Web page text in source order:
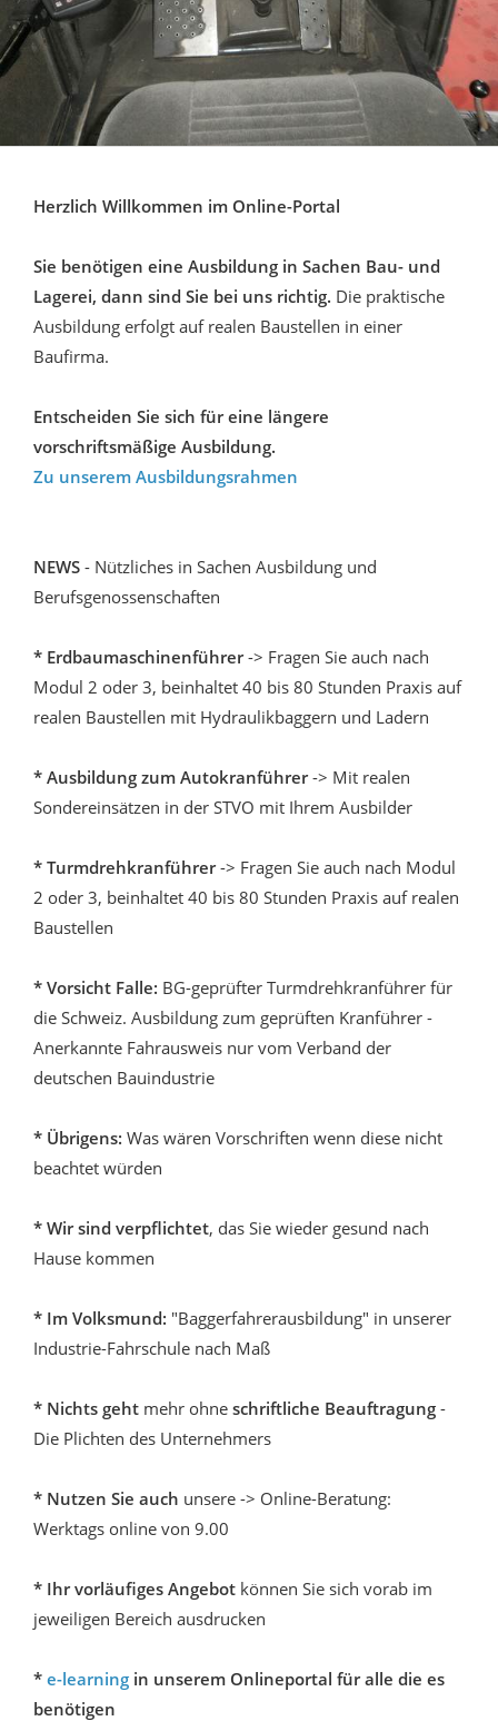
Herzlich Willkommen im Online-Portal
Sie benötigen eine Ausbildung in Sachen Bau- und
Lagerei, dann sind Sie bei uns richtig. Die praktische
Ausbildung erfolgt auf realen Baustellen in einer
Baufirma.
Entscheiden Sie sich für eine längere
vorschriftsmäßige Ausbildung.
Zu unserem Ausbildungsrahmen
NEWS - Nützliches in Sachen Ausbildung und
Berufsgenossenschaften
* Erdbaumaschinenführer-> Fragen Sie auch nach
Modul 2 oder 3, beinhaltet 40 bis 80 Stunden Praxis auf
realen Baustellen mit Hydraulikbaggern und Ladern
* Ausbildung zum Autokranführer-> Mit realen
Sondereinsätzen in der STVO mit Ihrem Ausbilder
* Turmdrehkranführer-> Fragen Sie auch nach Modul
2 oder 3, beinhaltet 40 bis 80 Stunden Praxis auf realen
Baustellen
* Vorsicht Falle: BG-geprüfter Turmdrehkranführer für
die Schweiz. Ausbildung zum geprüften Kranführer -
Anerkannte Fahrausweis nur vom Verband der
deutschen Bauindustrie
* Übrigens: Was wären Vorschriften wenn diese nicht
beachtet würden
* Wir sind verpflichtet, das Sie wieder gesund nach
Hause kommen
* Im Volksmund: "Baggerfahrerausbildung" in unserer
Industrie-Fahrschule nach Maß
* Nichts geht mehr ohne schriftliche Beauftragung -
Die Plichten des Unternehmers
* Nutzen Sie auch unsere -> Online-Beratung:
Werktags online von 9.00
* Ihr vorläufiges Angebot können Sie sich vorab im
jeweiligen Bereich ausdrucken
* e-learning in unserem Onlineportal für alle die es
benötigen